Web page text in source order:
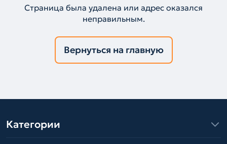
Страница была удалена или адрес оказался
неправильным.
Вернуться на главную
Категории